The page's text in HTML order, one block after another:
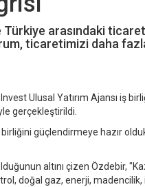
Türkiye arasındaki
ticaretimizi daha
Ulusal Yatırım Ajansı iş
gerçekleştirildi.
güçlendirmeye hazır
altını çizen Özdebir,
doğal gaz, enerji, madencilik,